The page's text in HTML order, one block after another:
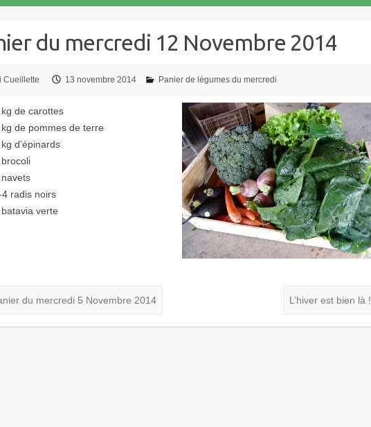
du mercredi 12 Novembre 2014
Cueillette 13 novembre 2014 Panier de légumes du mercredi
kg de carottes
kg de pommes de terre
d’épinards
brocoli
4 radis noirs
batavia verte
du mercredi 5 Novembre 2014 L’hiver est bien là !